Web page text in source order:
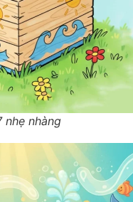
nhẹ nhàng